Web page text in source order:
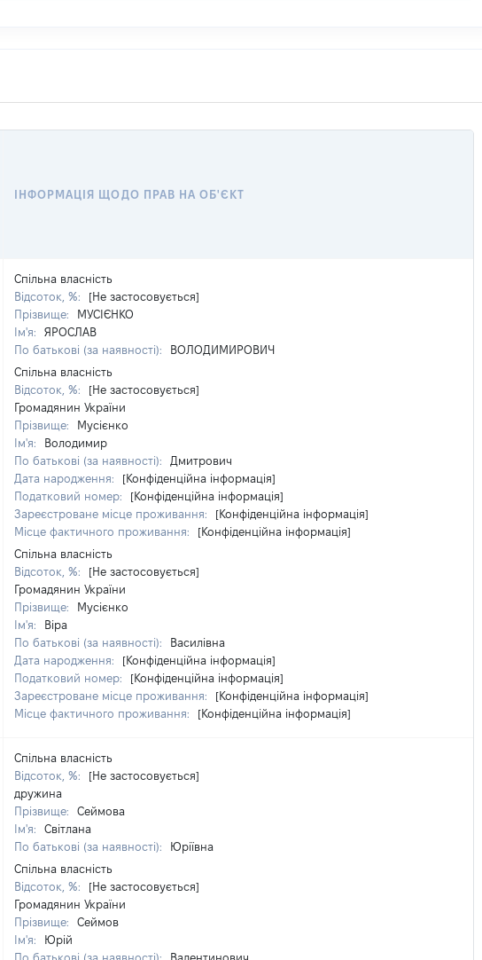
ІНФОРМАЦІЯ ЩОДО ПРАВ НА ОБ'ЄКТ
Спільна власність
Відсоток, %:
[Не застосовується]
Прізвище:
МУСІЄНКО
Ім'я:
ЯРОСЛАВ
По батькові (за наявності):
ВОЛОДИМИРОВИЧ
Спільна власність
Відсоток, %:
[Не застосовується]
Громадянин України
Прізвище:
Мусієнко
Ім'я:
Володимир
По батькові (за наявності):
Дмитрович
Дата народження:
[Конфіденційна інформація]
Податковий номер:
[Конфіденційна інформація]
Зареєстроване місце проживання:
[Конфіденційна інформація]
Місце фактичного проживання:
[Конфіденційна інформація]
Спільна власність
Відсоток, %:
[Не застосовується]
Громадянин України
Прізвище:
Мусієнко
Ім'я:
Віра
По батькові (за наявності):
Василівна
Дата народження:
[Конфіденційна інформація]
Податковий номер:
[Конфіденційна інформація]
Зареєстроване місце проживання:
[Конфіденційна інформація]
Місце фактичного проживання:
[Конфіденційна інформація]
Спільна власність
Відсоток, %:
[Не застосовується]
дружина
Прізвище:
Сеймова
Ім'я:
Світлана
По батькові (за наявності):
Юріївна
Спільна власність
Відсоток, %:
[Не застосовується]
Громадянин України
Прізвище:
Сеймов
Ім'я:
Юрій
По батькові (за наявності):
Валентинович